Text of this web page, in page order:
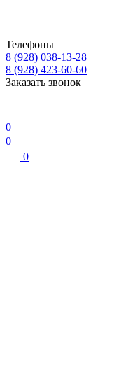
Телефоны
8 (928) 038-13-28
8 (928) 423-60-60
Заказать звонок
0
0
0